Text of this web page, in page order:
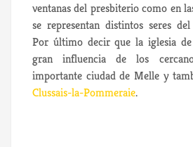
ventanas del presbiterio como en
se representan distintos seres del
Por último decir que la iglesia
gran influencia de los
importante ciudad de Melle y
Clussais-la-Pommeraie.